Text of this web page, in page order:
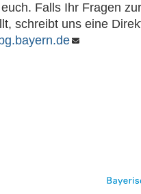
Falls Ihr Fragen
schreibt uns eine